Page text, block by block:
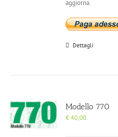
aggiorna.
Dettagli
Modello 770
€40,00